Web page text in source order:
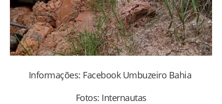
Informações: Facebook Umbuzeiro Bahia
Fotos: Internautas